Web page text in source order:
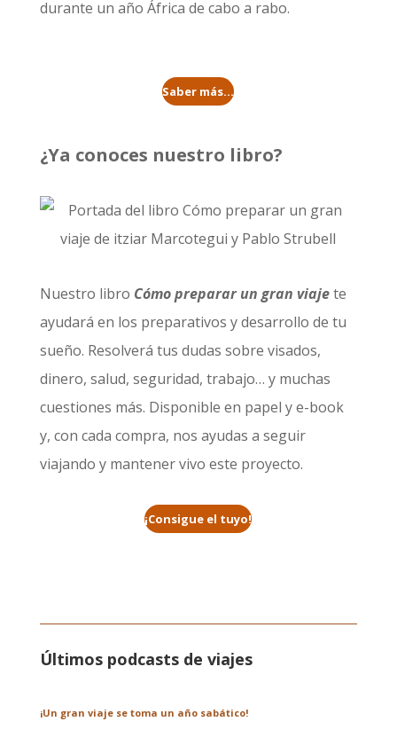
durante un año África de cabo a rabo.
Saber más...
¿Ya conoces nuestro libro?
Nuestro libro Cómo preparar un gran viajete
ayudará en los preparativos y desarrollo de tu
sueño. Resolverá tus dudas sobre visados,
dinero, salud, seguridad, trabajo… y muchas
cuestiones más. Disponible en papel y e-book
y, con cada compra, nos ayudas a seguir
viajando y mantener vivo este proyecto.
¡Consigue el tuyo!
Últimos podcasts de viajes
¡Un gran viaje se toma un año sabático!